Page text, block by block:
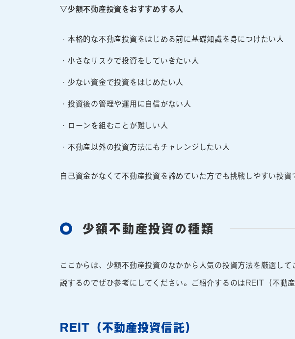
▽少額不動産投資をおすすめする人
・本格的な不動産投資をはじめる前に基礎知識を身につけたい人
・小さなリスクで投資をしていきたい人
・少ない資金で投資をはじめたい人
・投資後の管理や運用に自信がない人
・ローンを組むことが難しい人
・不動産以外の投資方法にもチャレンジしたい人
自己資金がなくて不動産投資を諦めていた方でも挑戦しやすい投
少額不動産投資の種類
ここからは、少額不動産投資のなかから人気の投資方法を厳選し
説するのでぜひ参考にしてください。ご紹介するのはREIT（不動
REIT（不動産投資信託）